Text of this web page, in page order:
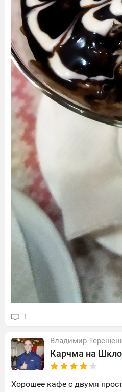
1
Владимир
Карчма на
Хорошее кафе с двумя